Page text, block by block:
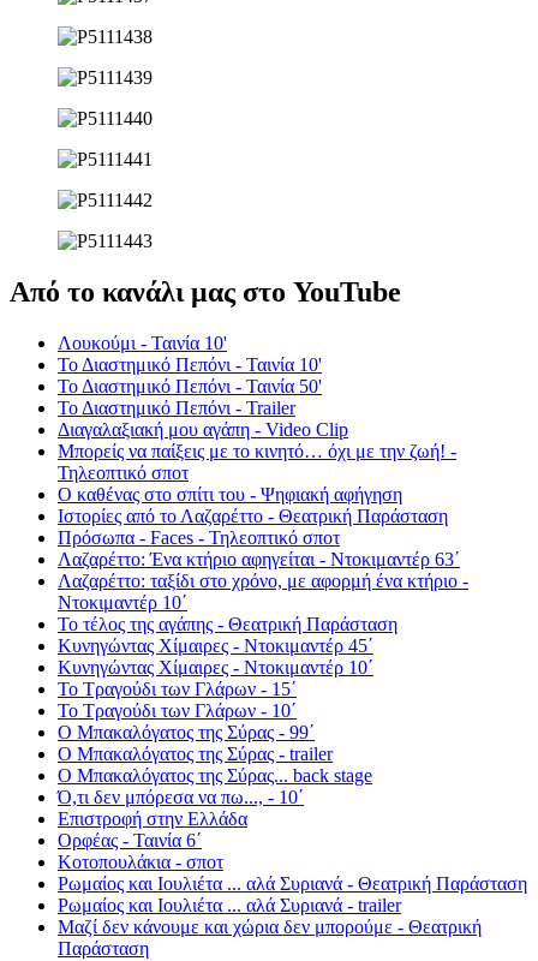
Από το κανάλι μας στο YouTube
Λουκούμι - Ταινία 10'
Το Διαστημικό Πεπόνι - Ταινία 10'
Το Διαστημικό Πεπόνι - Ταινία 50'
Το Διαστημικό Πεπόνι - Trailer
Διαγαλαξιακή μου αγάπη - Video Clip
Μπορείς να παίξεις με το κινητό… όχι με την ζωή! -
Τηλεοπτικό σποτ
Ο καθένας στο σπίτι του - Ψηφιακή αφήγηση
Ιστορίες από το Λαζαρέττο - Θεατρική Παράσταση
Πρόσωπα - Faces - Τηλεοπτικό σποτ
Λαζαρέττο: Ένα κτήριο αφηγείται - Ντοκιμαντέρ 63΄
Λαζαρέττο: ταξίδι στο χρόνο, με αφορμή ένα κτήριο -
Ντοκιμαντέρ 10΄
Το τέλος της αγάπης - Θεατρική Παράσταση
Κυνηγώντας Χίμαιρες - Ντοκιμαντέρ 45΄
Κυνηγώντας Χίμαιρες - Ντοκιμαντέρ 10΄
Το Τραγούδι των Γλάρων - 15΄
Το Τραγούδι των Γλάρων - 10΄
Ο Μπακαλόγατος της Σύρας - 99΄
Ο Μπακαλόγατος της Σύρας - trailer
Ο Μπακαλόγατος της Σύρας... back stage
Ό,τι δεν μπόρεσα να πω..., - 10΄
Επιστροφή στην Ελλάδα
Ορφέας - Ταινία 6΄
Κοτοπουλάκια - σποτ
Ρωμαίος και Ιουλιέτα ... αλά Συριανά - Θεατρική Παράσταση
Ρωμαίος και Ιουλιέτα ... αλά Συριανά - trailer
Μαζί δεν κάνουμε και χώρια δεν μπορούμε - Θεατρική
Παράσταση